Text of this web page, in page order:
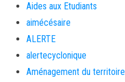
Aides aux Etudiants
aimécésaire
ALERTE
alertecyclonique
Aménagement du territoire